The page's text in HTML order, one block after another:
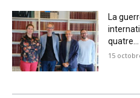
La
quatre...
15